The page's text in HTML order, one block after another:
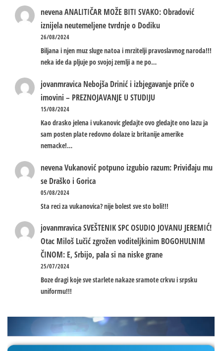
nevenaANALITIČAR MOŽE BITI SVAKO: Obradović
iznijela neutemeljene tvrdnje o Dodiku
26/08/2024
Biljana i njen muz sluge natoa i mrzitelji pravoslavnog naroda!!!
neka ide da pljuje po svojoj zemlji a ne po…
jovanmravica Nebojša Drinić i izbjegavanje priče o
imovini – PREZNOJAVANJE U STUDIJU
15/08/2024
Kao drasko jelena i vukanovic gledajte ovo gledajte ono lazu ja
sam posten plate redovno dolaze iz britanije amerike
nemacke!…
nevenaVukanović potpuno izgubio razum: Priviđaju mu
se Draško i Gorica
05/08/2024
Sta reci za vukanovica? nije bolest sve sto boli!!!
jovanmravicaSVEŠTENIK SPC OSUDIO JOVANU JEREMIĆ!
Otac Miloš Lučić zgrožen voditeljkinim BOGOHULNIM
ČINOM: E, Srbijo, pala si na niske grane
25/07/2024
Boze dragi koje sve starlete nakaze sramote crkvu i srpsku
uniformu!!!